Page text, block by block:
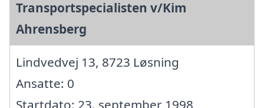
Transportspecialisten v/Kim
Ahrensberg
Lindvedvej 13, 8723 Løsning
Ansatte: 0
Startdato: 23. september 1998,